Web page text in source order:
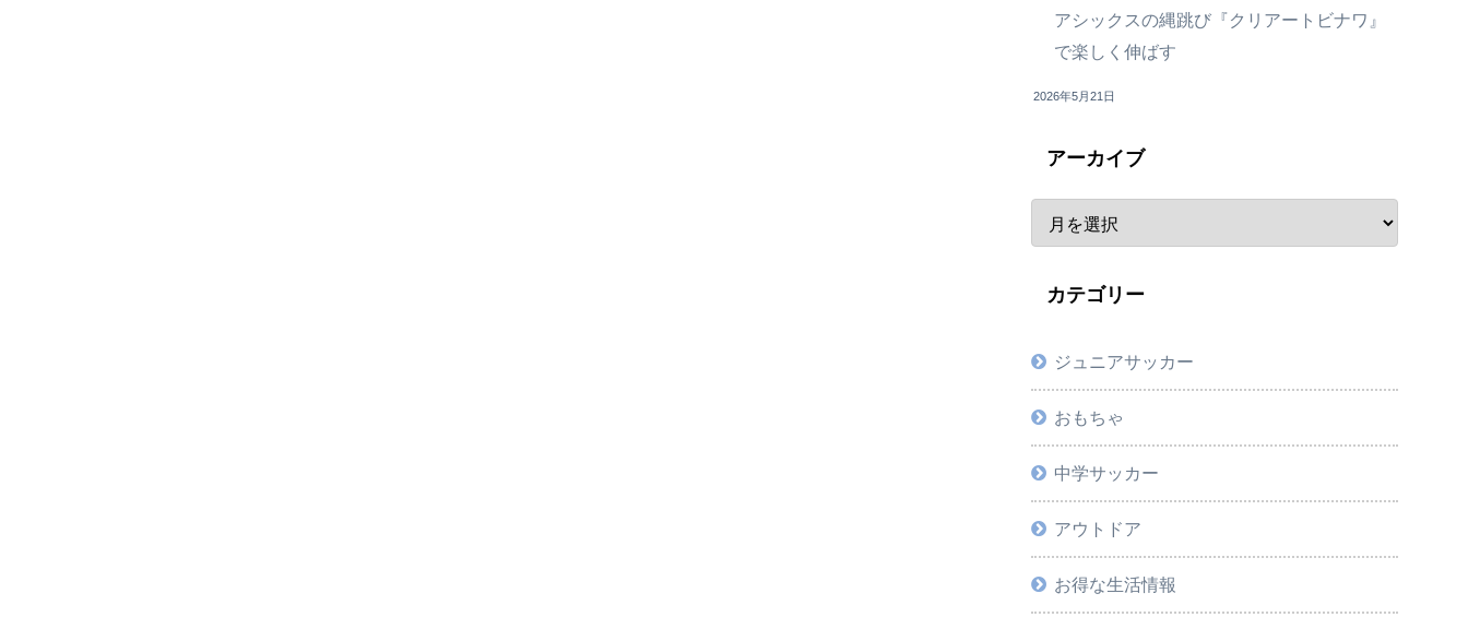
アシックスの縄跳び『クリアートビナワ』
で楽しく伸ばす
2026年5月21日
アーカイブ
カテゴリー
ジュニアサッカー
おもちゃ
中学サッカー
アウトドア
お得な生活情報